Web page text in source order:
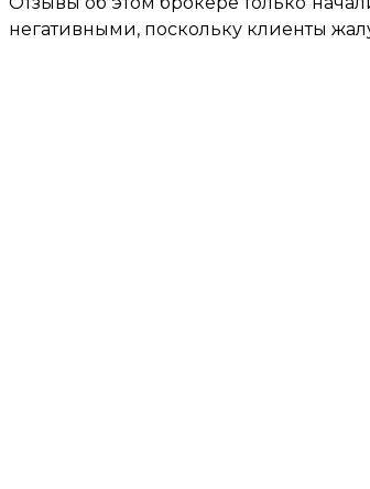
негативными, поскольку клиенты